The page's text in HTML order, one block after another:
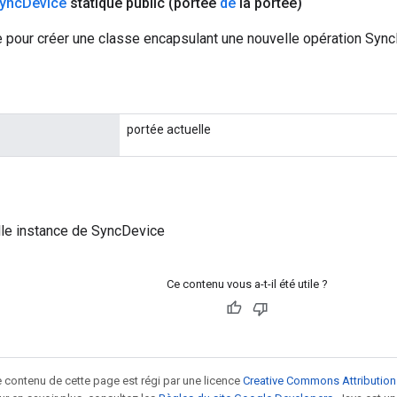
créer une classe encapsulant une nouvelle opération
portée actuelle
instance de SyncDevice
Ce contenu vous a-t-il été utile ?
de cette page est régi par une licence Creative Commons